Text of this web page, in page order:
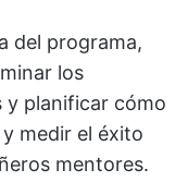
del programa,
los
y planificar cómo
medir el éxito
mentores.